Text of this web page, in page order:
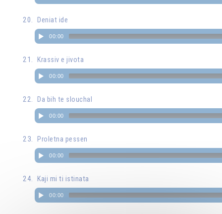
Deniat ide
00:00
Krassiv e jivota
00:00
Da bih te slouchal
00:00
Proletna pessen
00:00
Kaji mi ti istinata
00:00